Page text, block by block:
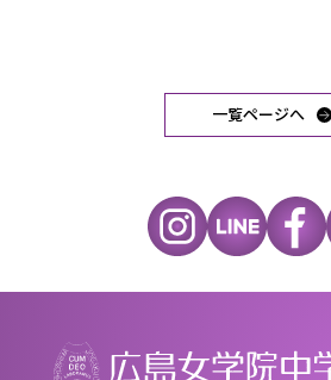
一覧ページへ